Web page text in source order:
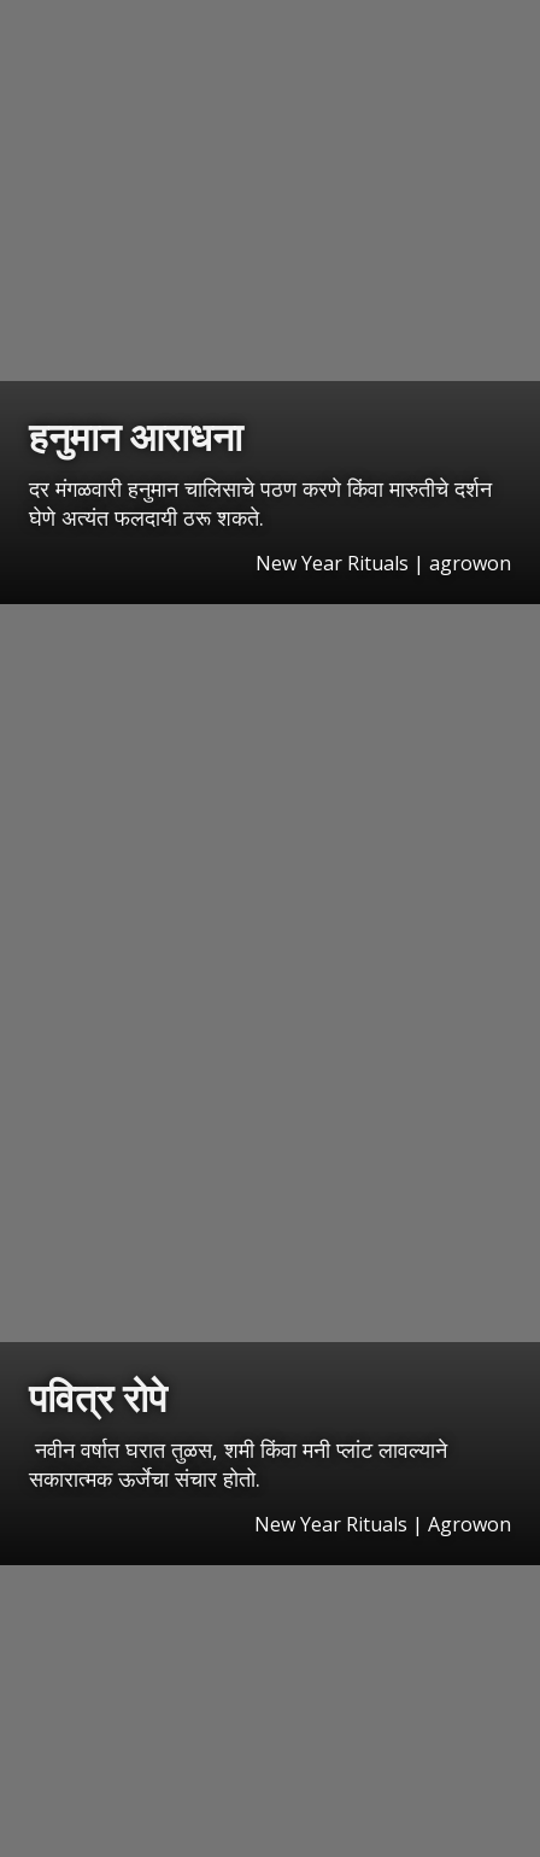
हनुमान आराधना
दर मंगळवारी हनुमान चालिसाचे पठण करणे किंवा मारुतीचे दर्शन
घेणे अत्यंत फलदायी ठरू शकते.
New Year Rituals | agrowon
पवित्र रोपे
नवीन वर्षात घरात तुळस, शमी किंवा मनी प्लांट लावल्याने
सकारात्मक ऊर्जेचा संचार होतो.
New Year Rituals | Agrowon